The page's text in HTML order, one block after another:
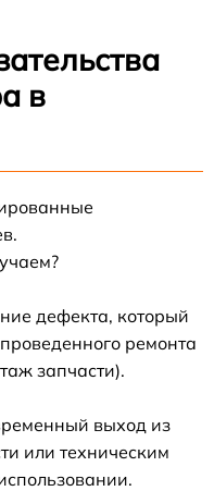
в
дефекта, который
ремонта
запчасти).
выход из
или техническим